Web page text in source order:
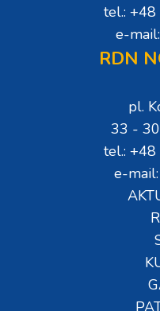
tel.:
e-
RDN
pl.
33 -
tel.:
e-